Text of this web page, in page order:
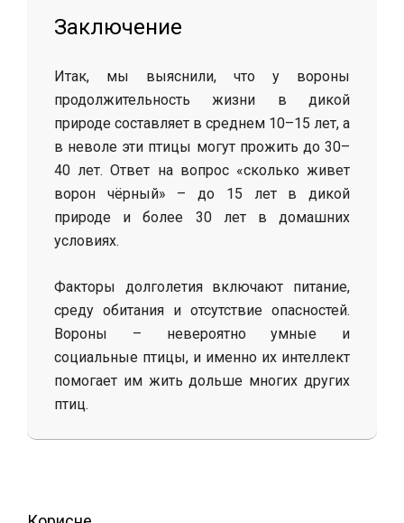
Заключение
Итак, мы выяснили, что у вороны
продолжительность жизни в дикой
природе составляет в среднем 10–15 лет, а
в неволе эти птицы могут прожить до 30–
40 лет. Ответ на вопрос «сколько живет
ворон чёрный» – до 15 лет в дикой
природе и более 30 лет в домашних
условиях.
Факторы долголетия включают питание,
среду обитания и отсутствие опасностей.
Вороны – невероятно умные и
социальные птицы, и именно их интеллект
помогает им жить дольше многих других
птиц.
2025-